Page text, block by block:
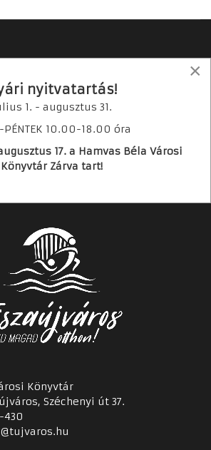
Hírmondó
befogadása
hírlevélre
Könyvtár
Széchenyi út 37.
430
×
nyitvatartás!
1. - augusztus 31.
PÉNTEK 10.00-18.00 óra
17. a Hamvas Béla Városi
Könyvtár Zárva tart!